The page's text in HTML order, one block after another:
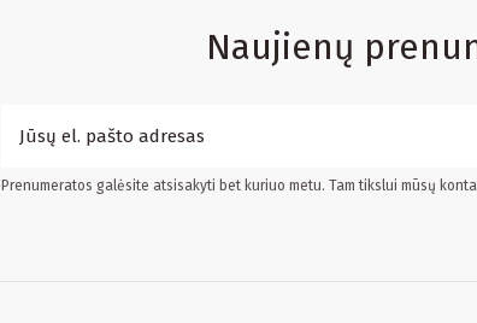
Naujienų
Prenumeratos galėsite atsisakyti bet kuriuo metu. Tam tikslui mūsų